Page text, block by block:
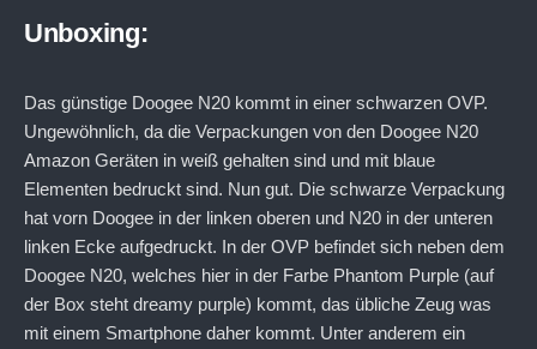
Unboxing:
Das günstige Doogee N20 kommt in einer schwarzen OVP.
Ungewöhnlich, da die Verpackungen von den Doogee N20
Amazon Geräten in weiß gehalten sind und mit blaue
Elementen bedruckt sind. Nun gut. Die schwarze Verpackung
hat vorn Doogee in der linken oberen und N20 in der unteren
linken Ecke aufgedruckt. In der OVP befindet sich neben dem
Doogee N20, welches hier in der Farbe Phantom Purple (auf
der Box steht dreamy purple) kommt, das übliche Zeug was
mit einem Smartphone daher kommt. Unter anderem ein